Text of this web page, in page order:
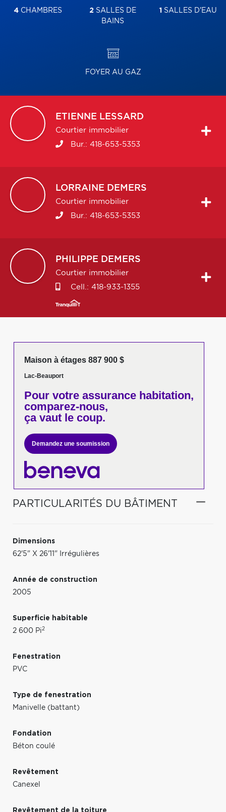
4CHAMBRES 2 SALLES DE
BAINS
1 SALLES D'EAU
FOYER AU GAZ
ETIENNE LESSARD
Courtier immobilier
Bur.: 418-653-5353
LORRAINE DEMERS
Courtier immobilier
Bur.: 418-653-5353
PHILIPPE DEMERS
Courtier immobilier
Cell.: 418-933-1355
Maison à étages 887 900 $
Lac-Beauport
Pour votreassurance habitation,
comparez-nous,
ça vaut le coup.
Demandez une soumission
PARTICULARITÉS DU BÂTIMENT
Dimensions
62'5" X 26'11" Irrégulières
Année de construction
2005
Superficie habitable
2 600 Pi2
Fenestration
PVC
Type de fenestration
Manivelle (battant)
Fondation
Béton coulé
Revêtement
Canexel
Revêtement de la toiture